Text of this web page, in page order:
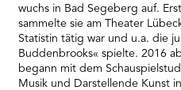
wuchs in Bad Segeberg auf.
sammelte sie am Theater
Statistin tätig war und u.a. die
Buddenbrooks« spielte. 2016
begann mit dem
Musik und Darstellende Kunst